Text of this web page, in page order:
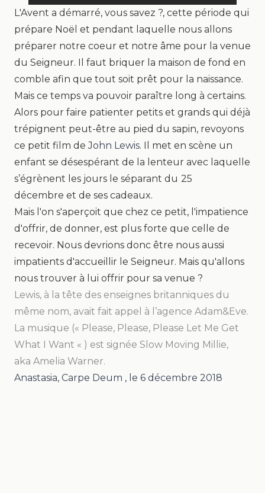
L'Avent a démarré, vous savez ?, cette période qui
prépare Noël et pendant laquelle nous allons
préparer notre coeur et notre âme pour la venue
du Seigneur. Il faut briquer la maison de fond en
comble afin que tout soit prêt pour la naissance.
Mais ce temps va pouvoir paraître long à certains.
Alors pour faire patienter petits et grands qui déjà
trépignent peut-être au pied du sapin, revoyons
ce petit film de John Lewis. Il met en scène un
enfant se désespérant de la lenteur avec laquelle
s’égrènent les jours le séparant du 25
décembre et de ses cadeaux.
Mais l'on s'aperçoit que chez ce petit, l'impatience
d'offrir, de donner, est plus forte que celle de
recevoir. Nous devrions donc être nous aussi
impatients d'accueillir le Seigneur. Mais qu'allons
nous trouver à lui offrir pour sa venue ?
Lewis, à la tête des enseignes britanniques du
même nom, avait fait appel à l’agence Adam&Eve.
La musique (« Please, Please, Please Let Me Get
What I Want « ) est signée Slow Moving Millie,
aka Amelia Warner.
Anastasia, Carpe Deum , le 6 décembre 2018